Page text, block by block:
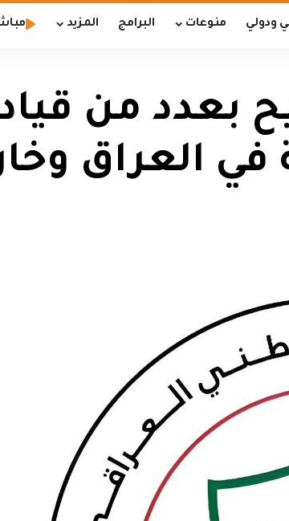
ودولي منوعات البرامج المزيد
بعدد من
في العراق